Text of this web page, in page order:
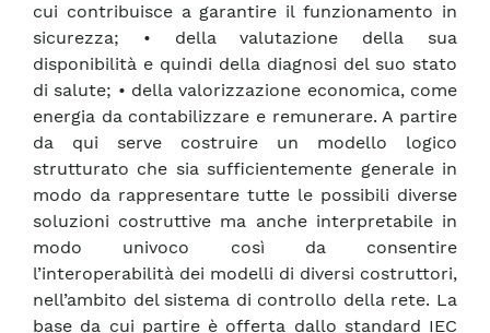
cui contribuisce a garantire il funzionamento in
sicurezza; • della valutazione della sua
disponibilità e quindi della diagnosi del suo stato
di salute; • della valorizzazione economica, come
energia da contabilizzare e remunerare. A partire
da qui serve costruire un modello logico
strutturato che sia sufficientemente generale in
modo da rappresentare tutte le possibili diverse
soluzioni costruttive ma anche interpretabile in
modo univoco così da consentire
l’interoperabilità dei modelli di diversi costruttori,
nell’ambito del sistema di controllo della rete. La
base da cui partire è offerta dallo standard IEC